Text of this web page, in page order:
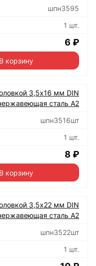
шпн3595
1 шт.
6 ₽
В корзину
3,5х16 мм DIN
сталь А2
шпн3516шт
1 шт.
8 ₽
В корзину
3,5х22 мм DIN
сталь А2
шпн3522шт
1 шт.